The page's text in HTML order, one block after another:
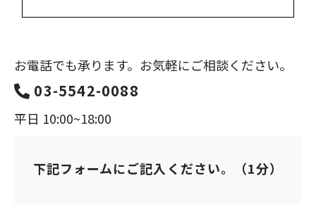
お電話でも承ります。お気軽にご相談ください。
03-5542-0088
平日 10:00~18:00
下記フォームにご記入ください。（1分）